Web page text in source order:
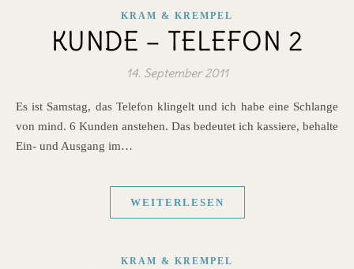
KRAM & KREMPEL
KUNDE – TELEFON 2
14. September 2011
Es ist Samstag, das Telefon klingelt und ich habe eine Schlange
von mind. 6 Kunden anstehen. Das bedeutet ich kassiere, behalte
Ein- und Ausgang im…
WEITERLESEN
KRAM & KREMPEL